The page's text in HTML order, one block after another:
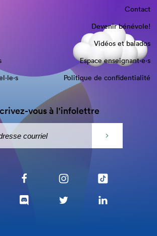
Contact
Devenir bénévole!
Vidéos et balados
Espace enseignant·e⋅s
Politique de confidentialité
vous à l'infolettre